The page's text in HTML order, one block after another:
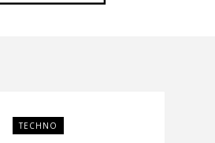
TECHNO